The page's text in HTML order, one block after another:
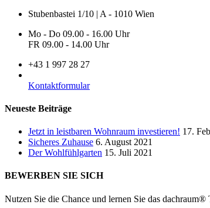
Stubenbastei 1/10 | A - 1010 Wien
Mo - Do 09.00 - 16.00 Uhr
FR 09.00 - 14.00 Uhr
+43 1 997 28 27
Kontaktformular
Neueste Beiträge
Jetzt in leistbaren Wohnraum investieren! 17.
Sicheres Zuhause 6. August 2021
Der Wohlfühlgarten 15. Juli 2021
BEWERBEN SIE SICH
Nutzen Sie die Chance und lernen Sie das dachraum®